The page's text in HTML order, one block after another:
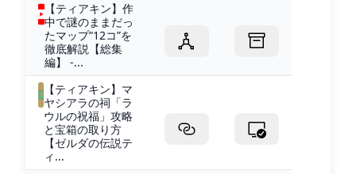
【ティアキン】作
中で謎のままだっ
たマップ“12コ”を
徹底解説【総集
編】 -...
【ティアキン】マ
ヤシアラの祠「ラ
ウルの祝福」攻略
と宝箱の取り方
【ゼルダの伝説テ
ィ...